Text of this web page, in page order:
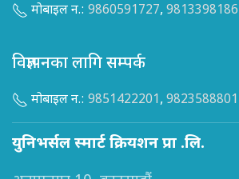
मोबाइल न.: 9860591727, 9813398186
विज्ञापनका लागि सम्पर्क
मोबाइल न.: 9851422201, 9823588801
युनिभर्सल स्मार्ट क्रियशन प्रा .लि.